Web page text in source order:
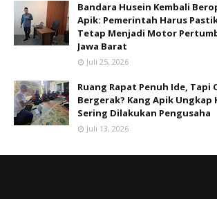
Bandara Husein Kembali
Apik: Pemerintah Harus
Tetap Menjadi Motor
Jawa Barat
Juli 25, 2026
Ruang Rapat Penuh Ide, Tapi
Bergerak? Kang Apik Ungkap
Sering Dilakukan Pengusaha
Juli 13, 2026